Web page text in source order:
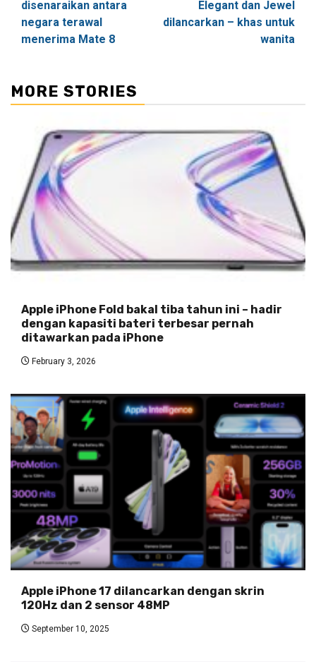
disenaraikan antara
negara terawal
menerima Mate 8
Elegant dan Jewel
dilancarkan – khas untuk
wanita
MORE STORIES
Apple iPhone Fold bakal tiba tahun ini – hadir
dengan kapasiti bateri terbesar pernah
ditawarkan pada iPhone
February 3, 2026
Apple iPhone 17 dilancarkan dengan skrin
120Hz dan 2 sensor 48MP
September 10, 2025